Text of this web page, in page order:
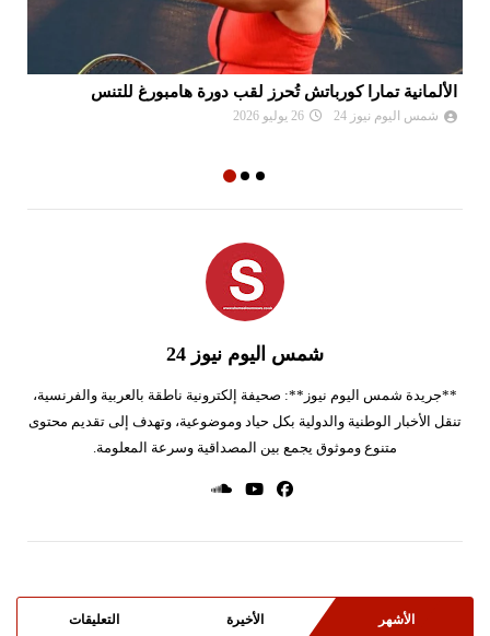
الألمانية تمارا كورباتش تُحرز لقب دورة هامبورغ للتنس
شمس اليوم نيوز 24 26 يوليو 2026
شمس اليوم نيوز 24
**جريدة شمس اليوم نيوز**: صحيفة إلكترونية ناطقة بالعربية والفرنسية،
تنقل الأخبار الوطنية والدولية بكل حياد وموضوعية، وتهدف إلى تقديم محتوى
متنوع وموثوق يجمع بين المصداقية وسرعة المعلومة.
الأشهر الأخيرة التعليقات